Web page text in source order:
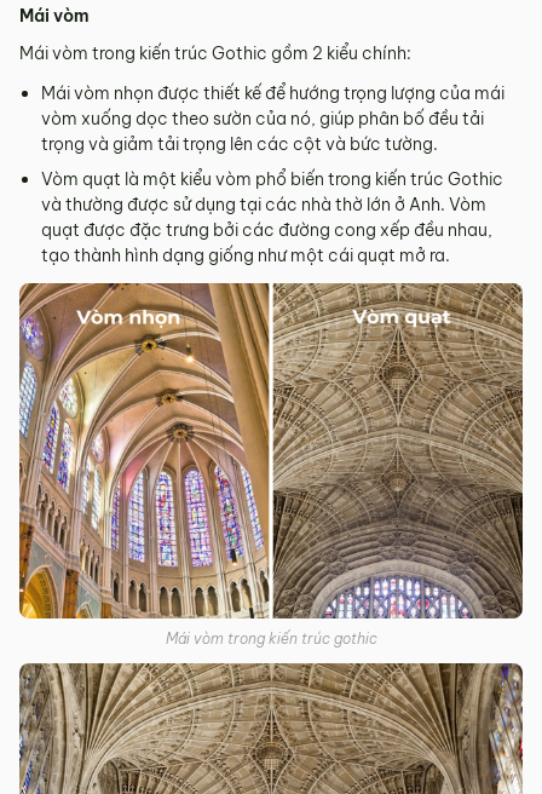
Mái vòm
Mái vòm trong kiến trúc Gothic gồm 2 kiểu chính:
Mái vòm nhọn được thiết kế để hướng trọng lượng của mái
vòm xuống dọc theo sườn của nó, giúp phân bố đều tải
trọng và giảm tải trọng lên các cột và bức tường.
Vòm quạt là một kiểu vòm phổ biến trong kiến trúc Gothic
và thường được sử dụng tại các nhà thờ lớn ở Anh. Vòm
quạt được đặc trưng bởi các đường cong xếp đều nhau,
tạo thành hình dạng giống như một cái quạt mở ra.
Mái vòm trong kiến trúc gothic